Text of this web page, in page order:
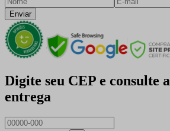
Enviar
Digite seu CEP e consulte
entrega